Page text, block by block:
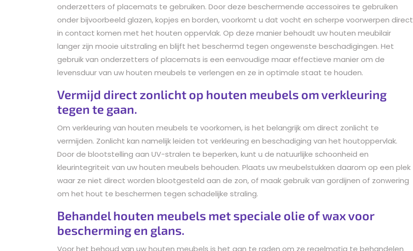
onderzetters of placemats te gebruiken. Door deze beschermende accessoires te gebruiken
onder bijvoorbeeld glazen, kopjes en borden, voorkomt u dat vocht en scherpe voorwerpen direct
in contact komen met het houten oppervlak. Op deze manier behoudt uw houten meubilair
langer zijn mooie uitstraling en blijft het beschermd tegen ongewenste beschadigingen. Het
gebruik van onderzetters of placemats is een eenvoudige maar effectieve manier om de
levensduur van uw houten meubels te verlengen en ze in optimale staat te houden.
Vermijd direct zonlicht op houten meubels om verkleuring
tegen te gaan.
Om verkleuring van houten meubels te voorkomen, is het belangrijk om direct zonlicht te
vermijden. Zonlicht kan namelijk leiden tot verkleuring en beschadiging van het houtoppervlak.
Door de blootstelling aan UV-stralen te beperken, kunt u de natuurlijke schoonheid en
kleurintegriteit van uw houten meubels behouden. Plaats uw meubelstukken daarom op een plek
waar ze niet direct worden blootgesteld aan de zon, of maak gebruik van gordijnen of zonwering
om het hout te beschermen tegen schadelijke straling.
Behandel houten meubels met speciale olie of wax voor
bescherming en glans.
Voor het behoud van uw houten meubels is het aan te raden om ze regelmatig te behandelen